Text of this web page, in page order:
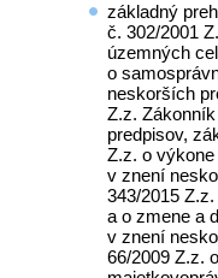
základný
č. 302/2001
územných
o
neskorších
Z.z.
Z.z. o
v znení
343/2015
a o zmene a
v znení
66/2009 Z.z.